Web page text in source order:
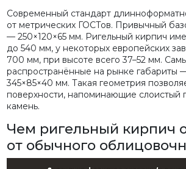
Современный стандарт
от метрических ГОСТов. Привычный
— 250×120×65 мм. Ригельный кирпич
до 540 мм, у некоторых европейских
700 мм, при высоте всего 37–52 мм.
распространённые на рынке габариты
345×85×40 мм. Такая геометрия
поверхности, напоминающие слоистый
камень.
Чем ригельный кирпич
от обычного